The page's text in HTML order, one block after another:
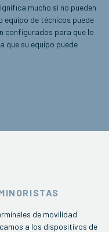
mucho si no pueden
equipo de técnicos puede
configurados para que lo
que su equipo puede
de movilidad
a los dispositivos de